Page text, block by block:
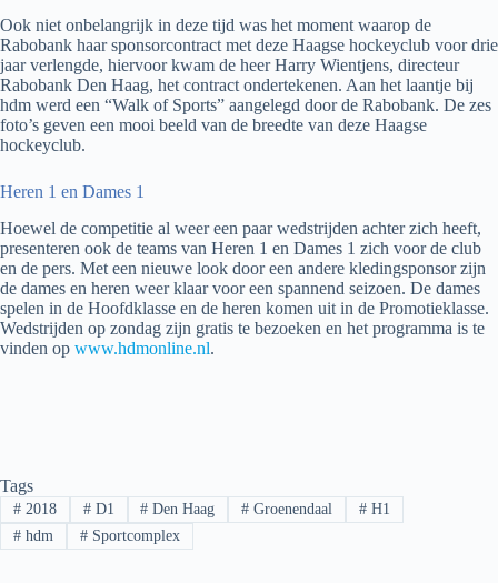
Ook niet onbelangrijk in deze tijd was het moment waarop de
Rabobank haar sponsorcontract met deze Haagse hockeyclub voor drie
jaar verlengde, hiervoor kwam de heer Harry Wientjens, directeur
Rabobank Den Haag, het contract ondertekenen. Aan het laantje bij
hdm werd een “Walk of Sports” aangelegd door de Rabobank. De zes
foto’s geven een mooi beeld van de breedte van deze Haagse
hockeyclub.
Heren 1 en Dames 1
Hoewel de competitie al weer een paar wedstrijden achter zich heeft,
presenteren ook de teams van Heren 1 en Dames 1 zich voor de club
en de pers. Met een nieuwe look door een andere kledingsponsor zijn
de dames en heren weer klaar voor een spannend seizoen. De dames
spelen in de Hoofdklasse en de heren komen uit in de Promotieklasse.
Wedstrijden op zondag zijn gratis te bezoeken en het programma is te
vinden op www.hdmonline.nl.
Tags
#2018 #D1 # Den Haag # Groenendaal # H1
#hdm #Sportcomplex